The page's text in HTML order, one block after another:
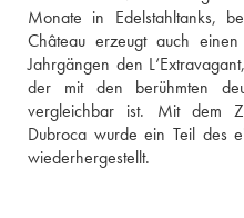
Monate in Edelstahltanks,
Château erzeugt auch
Jahrgängen den
der mit den berühmten
vergleichbar ist. Mit dem
Dubroca wurde ein Teil des
wiederhergestellt.